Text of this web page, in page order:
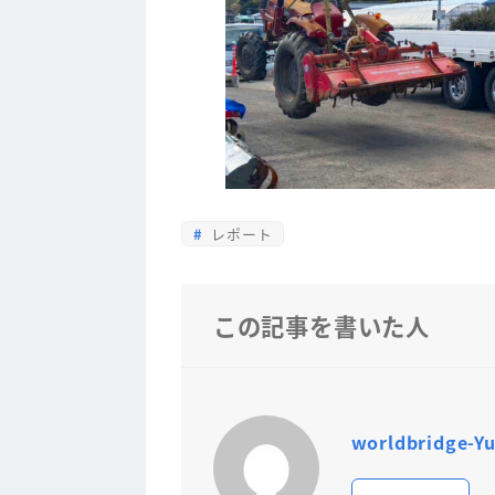
レポート
この記事を書いた人
worldbridge-